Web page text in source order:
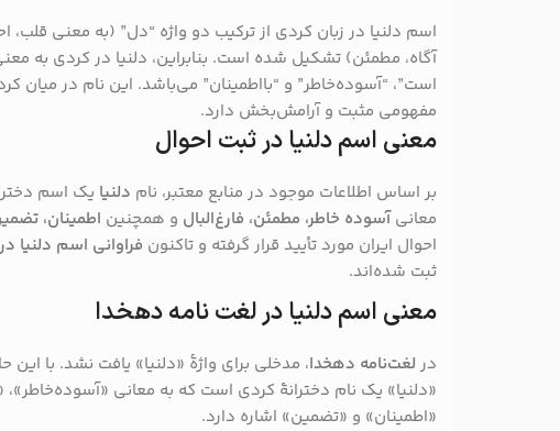
اسم دلنیا در زبان کردی از ترکیب دو واژه “دل” (به معنی
آگاه، مطمئن) تشکیل شده است. بنابراین، دلنیا در کردی به
است”، “آسوده‌خاطر” و “بااطمینان” می‌باشد. این نام در میان
مفهومی مثبت و آرامش‌بخش دارد.
معنی اسم دلنیا در ثبت احوال
بر اساس اطلاعات موجود در منابع معتبر، نام دلنیا یک اسم
معانیآسوده خاطر، مطمئن، فارغ‌البال و همچنین اطمینان،
احوال ایران مورد تأیید قرار گرفته و تاکنون فراوانی اسم دلنیا
ثبت شده‌اند.
معنی اسم دلنیا در لغت نامه دهخدا
در لغت‌نامه دهخدا، مدخلی برای واژهٔ «دلنیا» یافت نشد. با این
«دلنیا» یک نام دخترانهٔ کردی است که به معانی «آسوده‌خاطر»،
«اطمینان» و «تضمین» اشاره دارد.